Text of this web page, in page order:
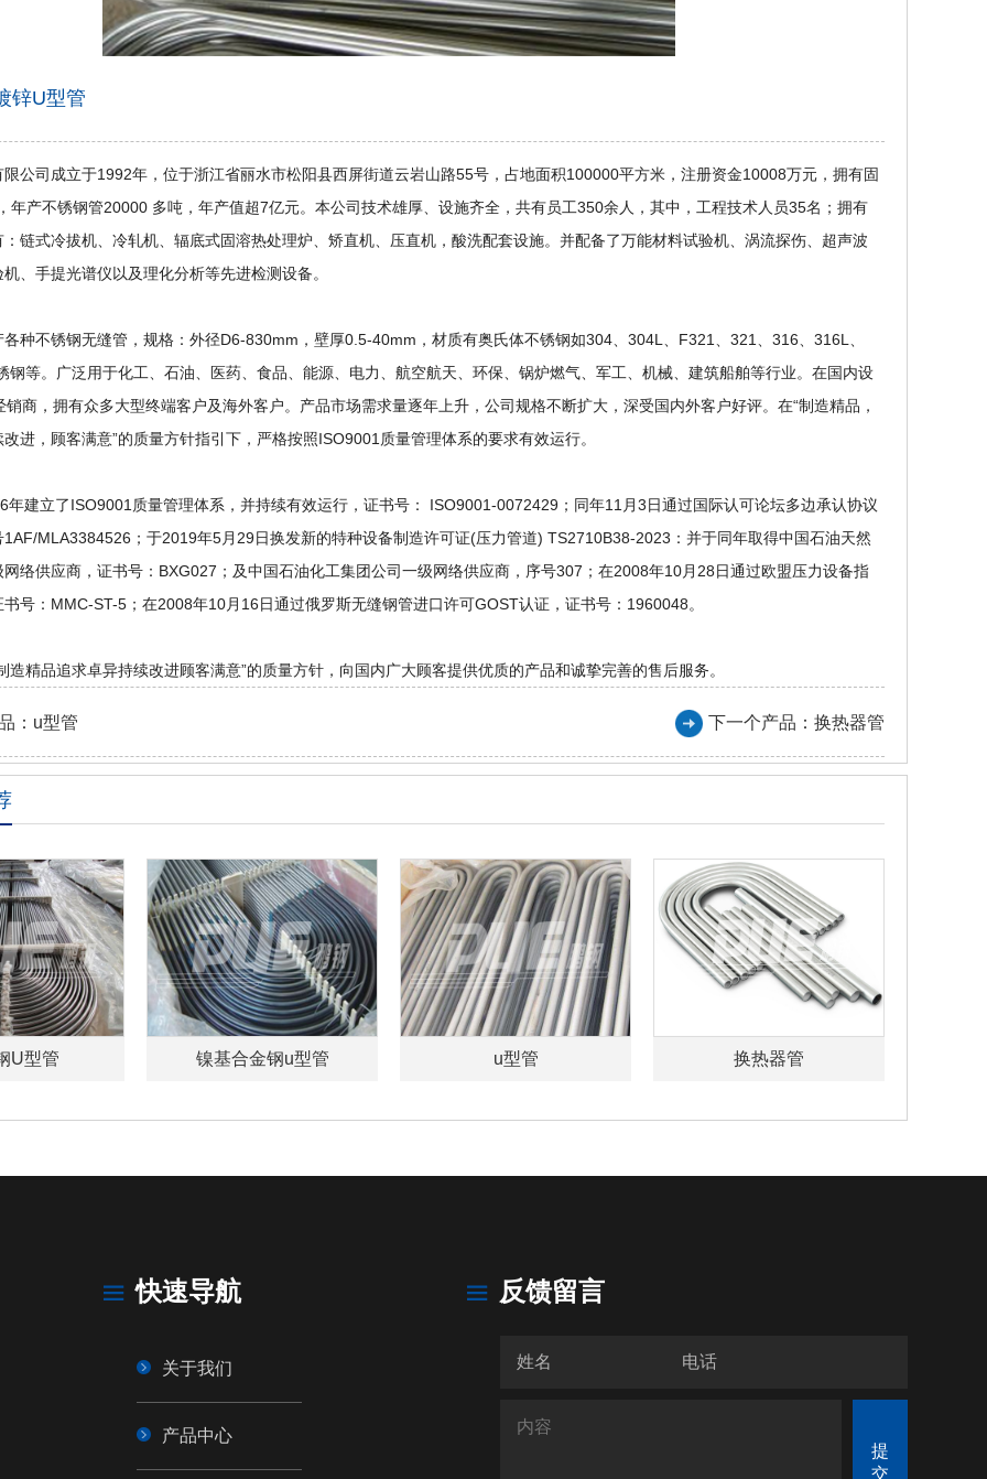
锌U型管
公司成立于1992年，位于浙江省丽水市松阳县西屏街道云岩山路55号，占地面积100000平方米，注册资金10008万元，拥有固
年产不锈钢管20000 多吨，年产值超7亿元。本公司技术雄厚、设施齐全，共有员工350余人，其中，工程技术人员35名；拥有
链式冷拔机、冷轧机、辐底式固溶热处理炉、矫直机、压直机，酸洗配套设施。并配备了万能材料试验机、涡流探伤、超声波
、手提光谱仪以及理化分析等先进检测设备。
种不锈钢无缝管，规格：外径D6-830mm，壁厚0.5-40mm，材质有奥氏体不锈钢如304、304L、F321、321、316、316L、
钢等。广泛用于化工、石油、医药、食品、能源、电力、航空航天、环保、锅炉燃气、军工、机械、建筑船舶等行业。在国内设
商，拥有众多大型终端客户及海外客户。产品市场需求量逐年上升，公司规格不断扩大，深受国内外客户好评。在“制造精品，
进，顾客满意”的质量方针指引下，严格按照ISO9001质量管理体系的要求有效运行。
年建立了ISO9001质量管理体系，并持续有效运行，证书号： ISO9001-0072429；同年11月3日通过国际认可论坛多边承认协议
MLA3384526；于2019年5月29日换发新的特种设备制造许可证(压力管道) TS2710B38-2023：并于同年取得中国石油天然
络供应商，证书号：BXG027；及中国石油化工集团公司一级网络供应商，序号307；在2008年10月28日通过欧盟压力设备指
号：MMC-ST-5；在2008年10月16日通过俄罗斯无缝钢管进口许可GOST认证，证书号：1960048。
造精品追求卓异持续改进顾客满意”的质量方针，向国内广大顾客提供优质的产品和诚挚完善的售后服务。
： u型管 下一个产品： 换热器管
U型管 镍基合金钢u型管 u型管 换热器管
快速导航
关于我们
产品中心
反馈留言